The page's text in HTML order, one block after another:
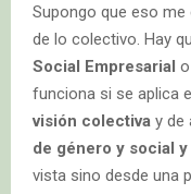
Supongo que eso me
de lo colectivo. Hay
Social Empresarial o
funciona si se aplica
visión colectiva y de
de género y social
vista sino desde una